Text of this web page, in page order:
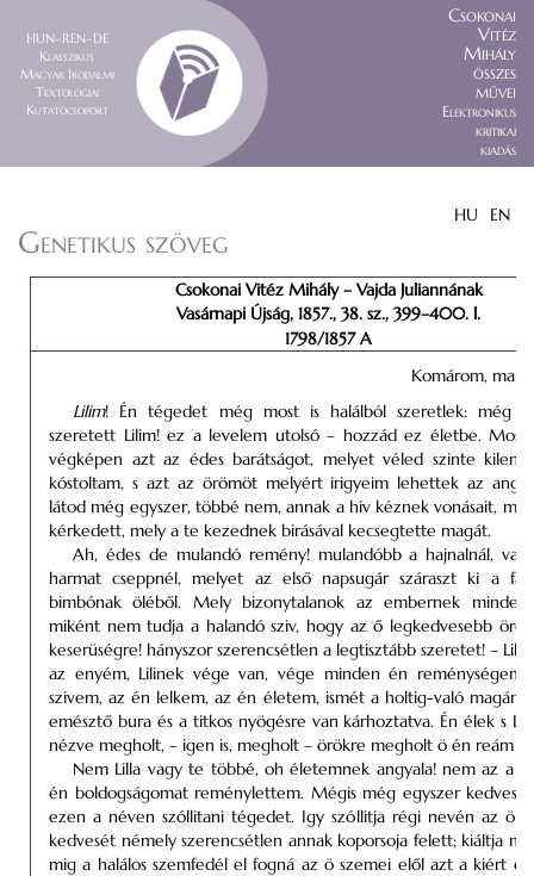
HUN–REN–DE
Klasszikus
Magyar Irodalmi
Textológiai
Kutatócsoport
Csokonai
Vitéz
Mihály
összes
művei
Elektronikus
kritikai
kiadás
HU EN
Genetikus szöveg
Csokonai Vitéz Mihály – Vajda Juliannának
Vasárnapi Újság, 1857., 38. sz., 399–400. l.
1798/1857 A
Komárom,
Lilim! Én tégedet még most is halálból szeretlek: még
szeretett Lilim! ez a levelem utolsó – hozzád ez életbe. Most
végképen azt az édes barátságot, melyet véled szinte
kóstoltam, s azt az örömöt melyért irigyeim lehettek az
látod még egyszer, többé nem, annak a hiv kéznek vonásait,
kérkedett, mely a te kezednek birásával kecsegtette magát.
Ah, édes de mulandó remény! mulandóbb a hajnalnál,
harmat cseppnél, melyet az első napsugár száraszt ki a
bimbónak öléből. Mely bizonytalanok az embernek
miként nem tudja a halandó sziv, hogy az ő legkedvesebb
keserüségre! hányszor szerencsétlen a legtisztább szeretet! – Lili
az enyém, Lilinek vége van, vége minden én
szivem, az én lelkem, az én életem, ismét a holtig-való
emésztő bura és a titkos nyögésre van kárhoztatva. Én élek s
nézve megholt, – igen is, megholt – örökre megholt ö én reám
Nem Lilla vagy te többé, oh életemnek angyala! nem az a
én boldogságomat reménylettem. Mégis még egyszer kedves
ezen a néven szóllitani tégedet. Igy szóllitja régi nevén az ö
kedvesét némely szerencsétlen annak koporsoja felett; kiáltja
mig a halálos szemfedél el fogná az ö szemei elől azt a kiért